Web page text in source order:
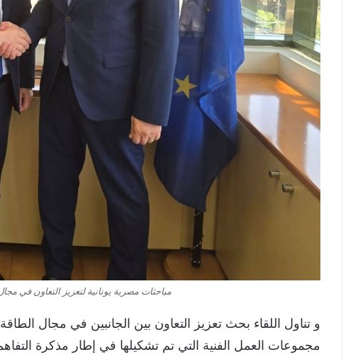
مباحثات مصرية يونانية لتعزيز التعاون في
و تناول اللقاء بحث تعزيز التعاون بين الجانبين في مجال
مجموعات العمل الفنية التي تم تشكيلها في إطار مذكرة